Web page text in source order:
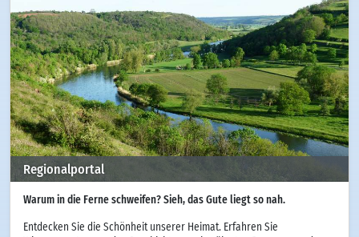
Regionalportal
Warum in die Ferne schweifen? Sieh, das Gute liegt so nah.
Entdecken Sie die Schönheit unserer Heimat. Erfahren Sie